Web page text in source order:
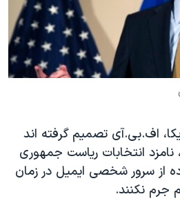
۲۰۲۴
اف.بی.آی تصمیم گرفته اند
نامزد انتخابات ریاست جمهوری
از سرور شخصی ایمیل در زمان
جرم نکنند.